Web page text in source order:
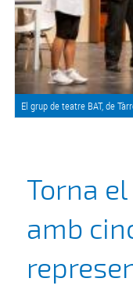
El grup de teatre BAT, de
Torna el
amb